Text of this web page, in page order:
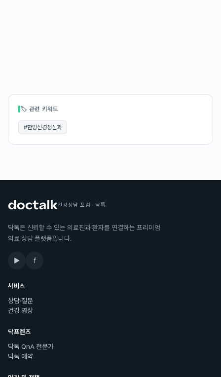
🏷 관련 키워드
#한방신경정신과
건강상담 포럼 · 닥톡
닥톡은 신뢰할 수 있는 의료진과 환자를 연결하는 프리미엄
의료 상담 플랫폼입니다.
▶ f
서비스
상담·질문
건강 영상
닥프렌즈
닥톡 QnA 전문가
닥톡 예약